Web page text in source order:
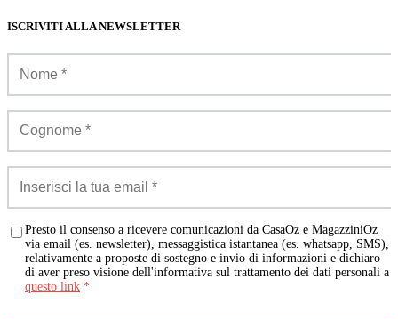
ISCRIVITI ALLA NEWSLETTER
Presto il consenso a ricevere comunicazioni da CasaOz e MagazziniOz
via email (es. newsletter), messaggistica istantanea (es. whatsapp, SMS),
relativamente a proposte di sostegno e invio di informazioni e dichiaro
di aver preso visione dell'informativa sul trattamento dei dati personali a
questo link *